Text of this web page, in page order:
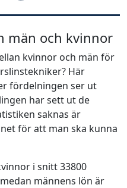
män och kvinnor
kvinnor och män för
Här
fördelningen ser ut
har sett ut de
saknas är
för att man ska kunna
i snitt 33800
männens lön är